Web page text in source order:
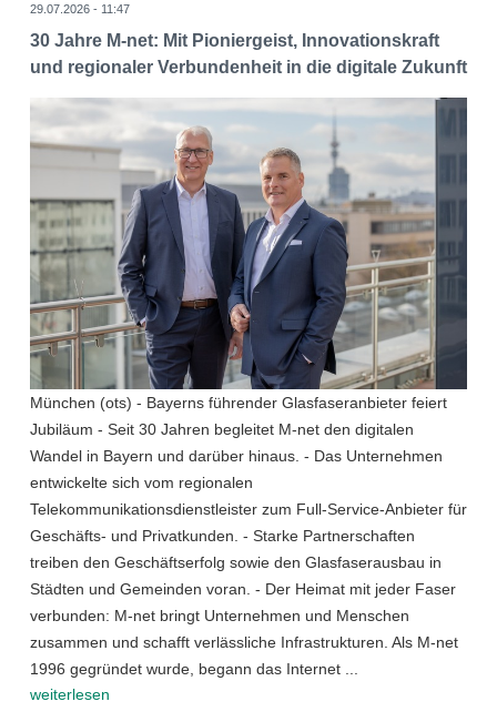
29.07.2026 - 11:47
30 Jahre M-net: Mit Pioniergeist, Innovationskraft
und regionaler Verbundenheit in die digitale Zukunft
München (ots) - Bayerns führender Glasfaseranbieter feiert
Jubiläum - Seit 30 Jahren begleitet M-net den digitalen
Wandel in Bayern und darüber hinaus. - Das Unternehmen
entwickelte sich vom regionalen
Telekommunikationsdienstleister zum Full-Service-Anbieter für
Geschäfts- und Privatkunden. - Starke Partnerschaften
treiben den Geschäftserfolg sowie den Glasfaserausbau in
Städten und Gemeinden voran. - Der Heimat mit jeder Faser
verbunden: M-net bringt Unternehmen und Menschen
zusammen und schafft verlässliche Infrastrukturen. Als M-net
1996 gegründet wurde, begann das Internet ...
weiterlesen